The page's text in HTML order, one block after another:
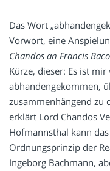
Das Wort
Vorwort, eine
Chandos an Francis
Kürze, dieser: Es ist
abhandengekommen,
zusammenhängend zu
erklärt Lord Chandos
Hofmannsthal kann
Ordnungsprinzip der
Ingeborg Bachmann,